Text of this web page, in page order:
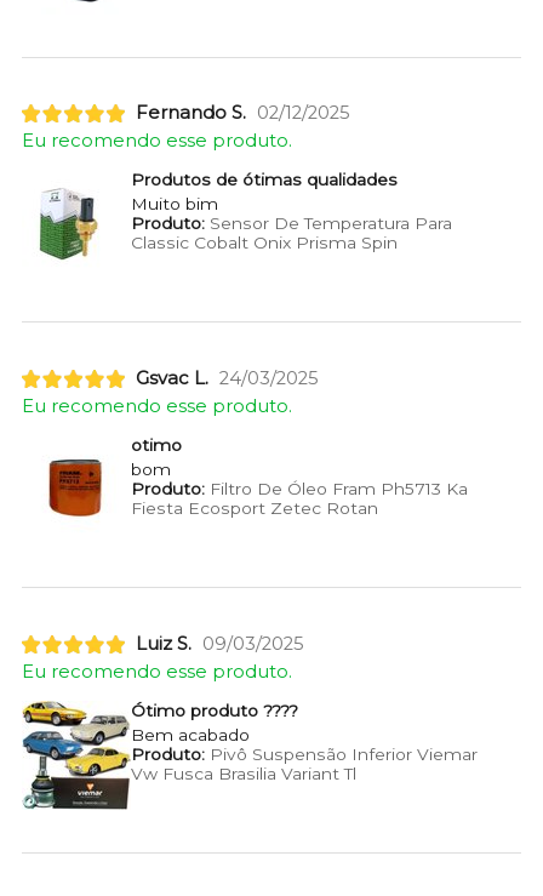
Fernando S. 02/12/2025
Eu recomendo esse produto.
Produtos de ótimas qualidades
Muito bim
Produto:Sensor De Temperatura Para
Classic Cobalt Onix Prisma Spin
Gsvac L. 24/03/2025
Eu recomendo esse produto.
otimo
bom
Produto:Filtro De Óleo Fram Ph5713 Ka
Fiesta Ecosport Zetec Rotan
Luiz S. 09/03/2025
Eu recomendo esse produto.
Ótimo produto ????
Bem acabado
Produto:Pivô Suspensão Inferior Viemar
Vw Fusca Brasilia Variant Tl